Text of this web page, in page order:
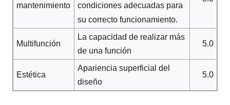
mantenimiento
condiciones adecuadas para
su correcto funcionamiento.
Multifunción
La capacidad de realizar más
de una función
5.0
Estética
Apariencia superficial del
diseño
5.0